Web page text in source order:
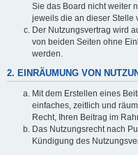
Sie das Board nicht weiter
jeweils die an dieser Stelle
Der Nutzungsvertrag wird
von beiden Seiten ohne
werden.
2. EINRÄUMUNG VON
Mit dem Erstellen eines
einfaches, zeitlich und
Recht, Ihren Beitrag im
Das Nutzungsrecht nach
Kündigung des